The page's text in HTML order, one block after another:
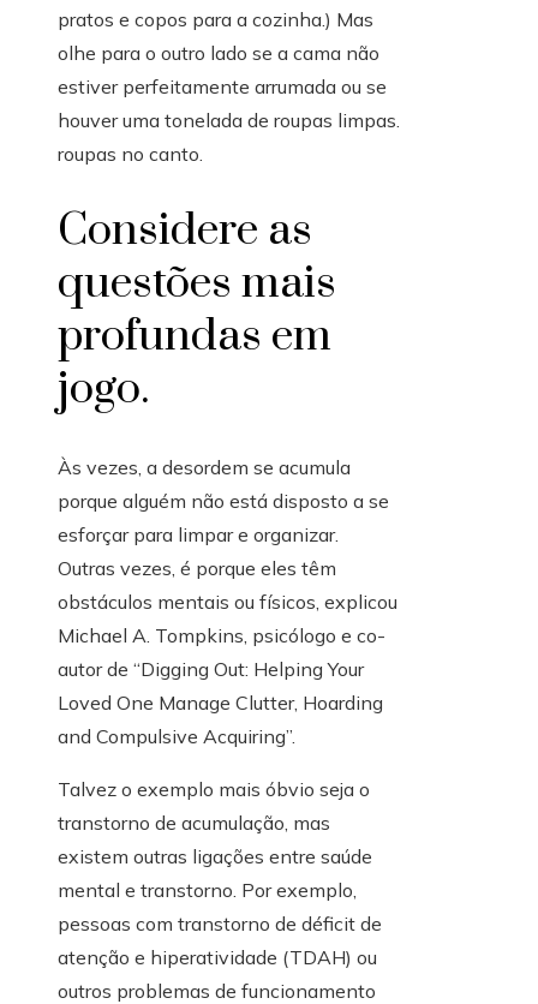
pratos e copos para a cozinha.) Mas
olhe para o outro lado se a cama não
estiver perfeitamente arrumada ou se
houver uma tonelada de roupas limpas.
roupas no canto.
Considere as
questões mais
profundas em
jogo.
Às vezes, a desordem se acumula
porque alguém não está disposto a se
esforçar para limpar e organizar.
Outras vezes, é porque eles têm
obstáculos mentais ou físicos, explicou
Michael A. Tompkins, psicólogo e co-
autor de “Digging Out: Helping Your
Loved One Manage Clutter, Hoarding
and Compulsive Acquiring”.
Talvez o exemplo mais óbvio seja o
transtorno de acumulação, mas
existem outras ligações entre saúde
mental e transtorno. Por exemplo,
pessoas com transtorno de déficit de
atenção e hiperatividade (TDAH) ou
outros problemas de funcionamento